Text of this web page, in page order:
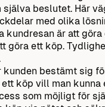
själva beslutet. Här
med olika
kundresan är att göra
göra ett köp.
kunden bestämt sig
köp vill man kunna
som möjligt för